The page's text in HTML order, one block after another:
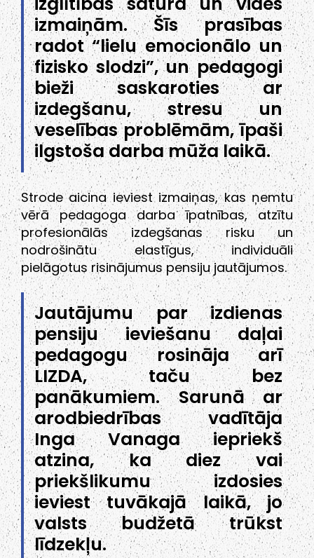
izmaiņām. Šīs prasības
radot “lielu emocionālo un
fizisko slodzi”, un pedagogi
bieži saskaroties ar
izdegšanu, stresu un
veselības problēmām, īpaši
ilgstoša darba mūža laikā.
Strode aicina ieviest izmaiņas, kas ņemtu
vērā pedagoga darba īpatnības, atzītu
profesionālās izdegšanas risku un
nodrošinātu elastīgus, individuāli
pielāgotus risinājumus pensiju jautājumos.
Jautājumu par izdienas
pensiju ieviešanu daļai
pedagogu rosināja arī
LIZDA, taču bez
panākumiem. Sarunā ar
arodbiedrības vadītāja
Inga Vanaga iepriekš
atzina, ka diez vai
priekšlikumu izdosies
ieviest tuvākajā laikā, jo
valsts budžetā trūkst
līdzekļu.